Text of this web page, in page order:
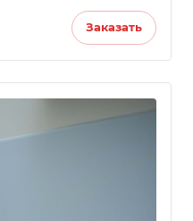
Заказать